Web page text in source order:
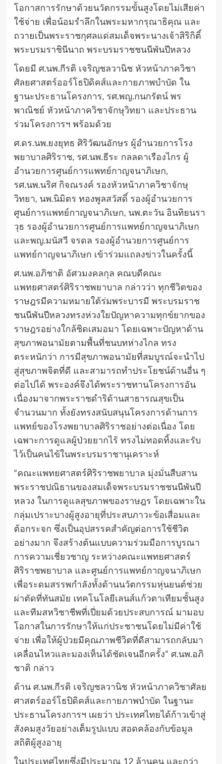
โอกาสการรักษาด้วยนวัตกรรมขั้นสูงโดยไม่เสียค่า
ใช้จ่าย เพื่อน้อมรำลึกในพระมหากรุณาธิคุณ และ
ถวายเป็นพระราชกุศลแด่สมเด็จพระนางเจ้าสิริกิติ์
พระบรมราชินีนาถ พระบรมราชชนนีพันปีหลวง
โดยมี ศ.นพ.กีรติ เจริญชลวานิช หัวหน้าภาควิชา
ศัลยศาสตร์ออร์โธปิดิคส์และกายภาพบำบัด ใน
ฐานะประธานโครงการ, รศ.พญ.กนกรัตน์ พร
พาณิชย์ หัวหน้าภาควิชาจักษุวิทยา และประธาน
ร่วมโครงการฯ พร้อมด้วย
ศ.ดร.นพ.ยงยุทธ ศิริวัฒนอักษร ผู้อำนวยการโรง
พยาบาลศิริราช, รศ.นพ.ธีระ กลลดาเรืองไกร ผู้
อำนวยการศูนย์การแพทย์กาญจนาภิเษก,
รศ.นพ.นริศ กิจณรงค์ รองหัวหน้าภาควิชาจักษุ
วิทยา, นพ.นิมิตร ทองพูลสวัสดิ์ รองผู้อำนวยการ
ศูนย์การแพทย์กาญจนาภิเษก, นพ.ตะวัน อินทิยนรา
วุธ รองผู้อำนวยการศูนย์การแพทย์กาญจนาภิเษก
และพญ.มนัสวี จรดล รองผู้อำนวยการศูนย์การ
แพทย์กาญจนาภิเษก เข้าร่วมแถลงข่าวในครั้งนี้
ศ.นพ.อภิชาติ อัศวมงคลกุล คณบดีคณะ
แพทยศาสตร์ศิริราชพยาบาล กล่าวว่า ทุกชีวิตของ
ราษฎรมีความหมายใต้ร่มพระบารมี พระบรมราช
ชนนีพันปีหลวงทรงห่วงใยปัญหาความทุกข์ยากของ
ราษฎรอย่างใกล้ชิดเสมอมา โดยเฉพาะปัญหาด้าน
สุขภาพอนามัยตามพื้นที่ชนบทห่างไกล ทรง
ตระหนักว่า การมีสุขภาพอนามัยที่สมบูรณ์จะนำไป
สู่สุขภาพจิตที่ดี และสามารถทำประโยชน์ด้านอื่น ๆ
ต่อไปได้ พระองค์จึงได้พระราชทานโครงการอัน
เนื่องมาจากพระราชดำริด้านสาธารณสุขเป็น
จำนวนมาก ทั้งยังทรงสนับสนุนโครงการด้านการ
แพทย์ของโรงพยาบาลศิริราชอย่างต่อเนื่อง โดย
เฉพาะการดูแลผู้ป่วยยากไร้ ทรงไม่ทอดทิ้งและรับ
ไว้เป็นคนไข้ในพระบรมราชานุเคราะห์
“คณะแพทยศาสตร์ศิริราชพยาบาล มุ่งมั่นสืบสาน
พระราชปณิธานของสมเด็จพระบรมราชชนนีพันปี
หลวง ในการดูแลสุขภาพของราษฎร โดยเฉพาะใน
กลุ่มเปราะบางผู้สูงอายุที่ประสบภาวะข้อเสื่อมและ
ต้อกระจก ซึ่งเป็นอุปสรรคสำคัญต่อการใช้ชีวิต
อย่างมาก จึงสร้างต้นแบบความร่วมมือการบูรณา
การความเชี่ยวชาญ ระหว่างคณะแพทยศาสตร์
ศิริราชพยาบาล และศูนย์การแพทย์กาญจนาภิเษก
เพื่อระดมสรรพกำลังทั้งด้านนวัตกรรมหุ่นยนต์ช่วย
ผ่าตัดที่ทันสมัย เทคโนโลยีเลนส์แก้วตาเทียมชั้นสูง
และทีมสหวิชาชีพที่เปี่ยมด้วยประสบการณ์ มามอบ
โอกาสในการรักษาให้แก่ประชาชนโดยไม่มีค่าใช้
จ่าย เพื่อให้ผู้ป่วยมีคุณภาพชีวิตที่ดีสามารถกลับมา
เคลื่อนไหวและมองเห็นได้ชัดเจนอีกครั้ง” ศ.นพ.อภิ
ชาติ กล่าว
ด้าน ศ.นพ.กีรติ เจริญชลวานิช หัวหน้าภาควิชาศัลย
ศาสตร์ออร์โธปิดิคส์และกายภาพบำบัด ในฐานะ
ประธานโครงการฯ เผยว่า ประเทศไทยได้ก้าวเข้าสู่
สังคมสูงวัยอย่างเต็มรูปแบบ สอดคล้องกับข้อมูล
สถิติผู้สูงอายุ